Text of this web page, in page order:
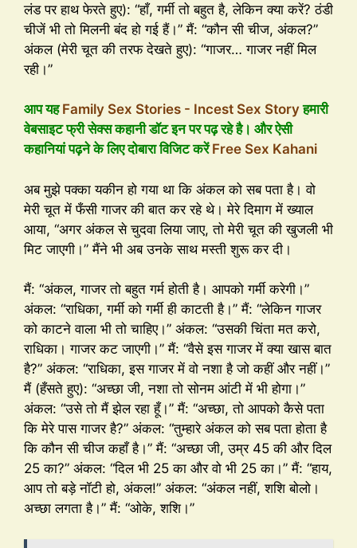
लंड पर हाथ फेरते हुए): “हाँ, गर्मी तो बहुत है, लेकिन क्या करें? ठंडी
चीजें भी तो मिलनी बंद हो गई हैं।” मैं: “कौन सी चीज, अंकल?”
अंकल (मेरी चूत की तरफ देखते हुए): “गाजर… गाजर नहीं मिल
रही।”
आप यहFamily Sex Stories - Incest Sex Storyहमारी
वेबसाइट फ्री सेक्स कहानी डॉट इन पर पढ़ रहे है। और ऐसी
कहानियां पढ़ने के लिए दोबारा विजिट करेंFree Sex Kahani
अब मुझे पक्का यकीन हो गया था कि अंकल को सब पता है। वो
मेरी चूत में फँसी गाजर की बात कर रहे थे। मेरे दिमाग में ख्याल
आया, “अगर अंकल से चुदवा लिया जाए, तो मेरी चूत की खुजली भी
मिट जाएगी।” मैंने भी अब उनके साथ मस्ती शुरू कर दी।
मैं: “अंकल, गाजर तो बहुत गर्म होती है। आपको गर्मी करेगी।”
अंकल: “राधिका, गर्मी को गर्मी ही काटती है।” मैं: “लेकिन गाजर
को काटने वाला भी तो चाहिए।” अंकल: “उसकी चिंता मत करो,
राधिका। गाजर कट जाएगी।” मैं: “वैसे इस गाजर में क्या खास बात
है?” अंकल: “राधिका, इस गाजर में वो नशा है जो कहीं और नहीं।”
मैं (हँसते हुए): “अच्छा जी, नशा तो सोनम आंटी में भी होगा।”
अंकल: “उसे तो मैं झेल रहा हूँ।” मैं: “अच्छा, तो आपको कैसे पता
कि मेरे पास गाजर है?” अंकल: “तुम्हारे अंकल को सब पता होता है
कि कौन सी चीज कहाँ है।” मैं: “अच्छा जी, उम्र 45 की और दिल
25 का?” अंकल: “दिल भी 25 का और वो भी 25 का।” मैं: “हाय,
आप तो बड़े नॉटी हो, अंकल!” अंकल: “अंकल नहीं, शशि बोलो।
अच्छा लगता है।” मैं: “ओके, शशि।”